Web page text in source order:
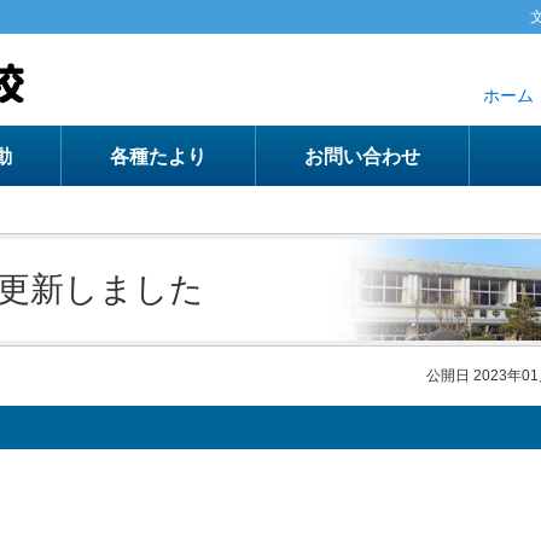
ホーム
各種たより お問い合わせ
新しました
公開日 2023年